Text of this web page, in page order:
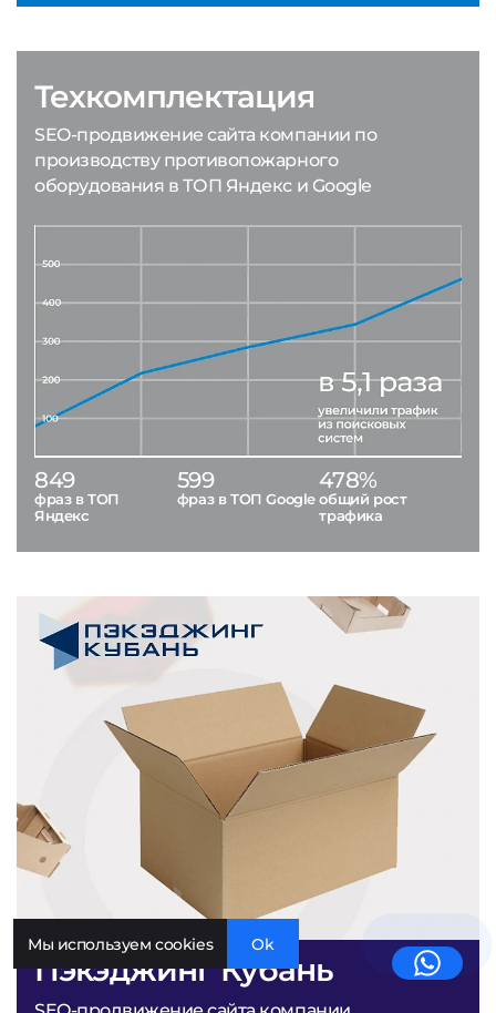
Пэкэджинг Кубань
Техкомплектация
SEO-продвижение сайта компании по
производству противопожарного
оборудования в ТОП Яндекс и Google
849
фраз в ТОП
Яндекс
599
фраз в ТОП Google
478%
общий рост
трафика
Мы используем cookies Ok